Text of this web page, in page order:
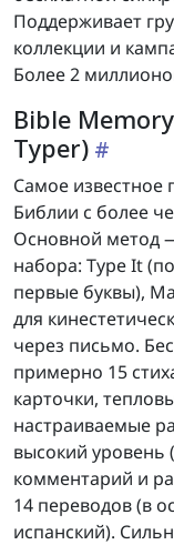
Поддерживает
коллекции и
Более 2
Bible
Typer)
Самое известное
Библии с более
Основной метод
набора: Type It
первые буквы),
для
через письмо.
примерно 15
карточки,
настраиваемые
высокий уровень
комментарий и
14 переводов (в
испанский).